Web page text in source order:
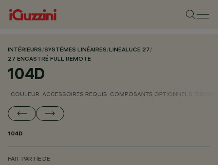
INTÉRIEURS/SYSTÈMES LINÉAIRES/LINEALUCE 27/
27 ENCASTRÉ FULL REMOTE
104D
COULEUR ACCESSOIRES REQUIS COMPOSANTS OPTIONNELS
104D
FAIT PARTIE DE